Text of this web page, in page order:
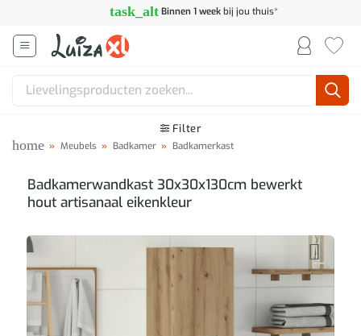
inhoud
task_alt Binnen 1 weekbij jou thuis*
Zoeken
Filter
home » Meubels » Badkamer » Badkamerkast
Badkamerwandkast 30x30x130cm bewerkt
hout artisanaal eikenkleur